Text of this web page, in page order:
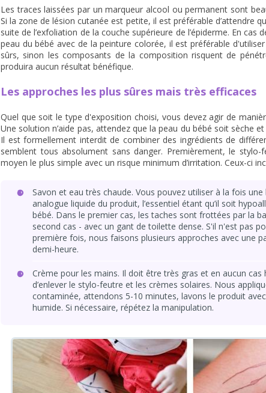
Les traces laissées par un marqueur alcool ou permanent sont
Si la zone de lésion cutanée est petite, il est préférable d’attendre
suite de l’exfoliation de la couche supérieure de l’épiderme. En cas
peau du bébé avec de la peinture colorée, il est préférable
sûrs, sinon les composants de la composition risquent de
produira aucun résultat bénéfique.
Les approches les plus sûres mais très efficaces
Quel que soit le type d'exposition choisi, vous devez agir de
Une solution n’aide pas, attendez que la peau du bébé soit sèche
Il est formellement interdit de combiner des ingrédients de
semblent tous absolument sans danger. Premièrement, le
moyen le plus simple avec un risque minimum d’irritation. Ceux-ci
Savon et eau très chaude. Vous pouvez utiliser à la fois
analogue liquide du produit, l’essentiel étant qu’il soit
bébé. Dans le premier cas, les taches sont frottées par la
second cas - avec un gant de toilette dense. S'il n'est pas
première fois, nous faisons plusieurs approches avec une
demi-heure.
Crème pour les mains. Il doit être très gras et en aucun cas
d’enlever le stylo-feutre et les crèmes solaires. Nous
contaminée, attendons 5-10 minutes, lavons le produit
humide. Si nécessaire, répétez la manipulation.